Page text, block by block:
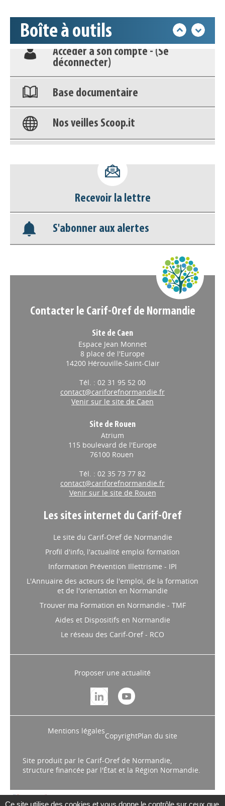
Boîte à outils
Accéder à son compte - (Se
déconnecter)
Base documentaire
Nos veilles Scoop.it
Appels à projets
Accéder à son compte - (Se
déconnecter)
Base documentaire
Recevoir la lettre
S'abonner aux alertes
Contacter le Carif-Oref de Normandie
Site de Caen
Espace Jean Monnet
8 place de l'Europe
14200 Hérouville-Saint-Clair
Tél. : 02 31 95 52 00
contact@cariforefnormandie.fr
Venir sur le site de Caen
Site de Rouen
Atrium
115 boulevard de l'Europe
76100 Rouen
Tél. : 02 35 73 77 82
contact@cariforefnormandie.fr
Venir sur le site de Rouen
Les sites internet du Carif-Oref
Le site du Carif-Oref de Normandie
Profil d'info, l'actualité emploi formation
Information Prévention Illettrisme - IPI
L'Annuaire des acteurs de l'emploi, de la formation
et de l'orientation en Normandie
Trouver ma Formation en Normandie - TMF
Aides et Dispositifs en Normandie
Le réseau des Carif-Oref - RCO
Proposer une actualité
Mentions légales
CopyrightPlan du site
Site produit par le Carif-Oref de Normandie,
structure financée par l'État et la Région Normandie.
Ce site utilise des cookies et vous donne le contrôle sur ceux que